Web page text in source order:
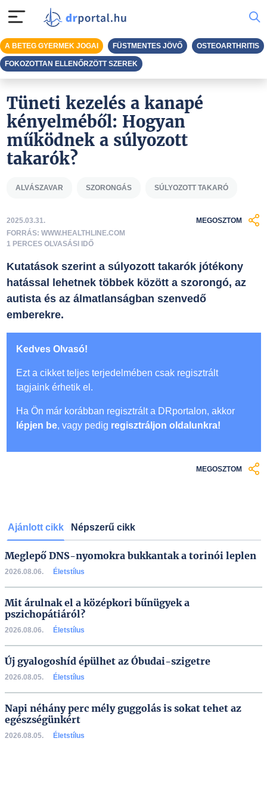
Tüneti kezelés a kanapé
kényelméből: Hogyan
működnek a súlyozott
takarók?
ALVÁSZAVAR SZORONGÁS SÚLYOZOTT TAKARÓ
2025.03.31.
FORRÁS: WWW.HEALTHLINE.COM
1 PERCES OLVASÁSI IDŐ
MEGOSZTOM
Kutatások szerint a súlyozott takarók jótékony
hatással lehetnek többek között a szorongó, az
autista és az álmatlanságban szenvedő
emberekre.
Kedves Olvasó!
Ezt a cikket teljes terjedelmében csak regisztrált
tagjaink érhetik el.
Ha Ön már korábban regisztrált a DRportalon, akkor
lépjen be, vagy pedig regisztráljon oldalunkra!
MEGOSZTOM
Ajánlott cikk Népszerű cikk
Meglepő DNS-nyomokra bukkantak a torinói leplen
2026.08.06. Életstílus
Mit árulnak el a középkori bűnügyek a
pszichopátiáról?
2026.08.06. Életstílus
Új gyalogoshíd épülhet az Óbudai-szigetre
2026.08.05. Életstílus
Napi néhány perc mély guggolás is sokat tehet az
egészségünkért
2026.08.05. Életstílus
A BETEG GYERMEK JOGAI FÜSTMENTES JÖVŐ OSTEOARTHRITIS
FOKOZOTTAN ELLENŐRZÖTT SZEREK